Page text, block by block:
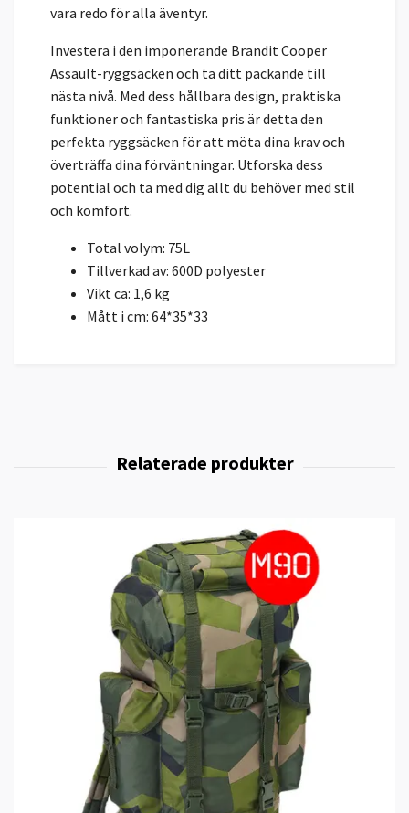
vara redo för alla äventyr.
Investera i den imponerande Brandit Cooper
Assault-ryggsäcken och ta ditt packande till
nästa nivå. Med dess hållbara design, praktiska
funktioner och fantastiska pris är detta den
perfekta ryggsäcken för att möta dina krav och
överträffa dina förväntningar. Utforska dess
potential och ta med dig allt du behöver med stil
och komfort.
Total volym: 75L
Tillverkad av: 600D polyester
Vikt ca: 1,6 kg
Mått i cm: 64*35*33